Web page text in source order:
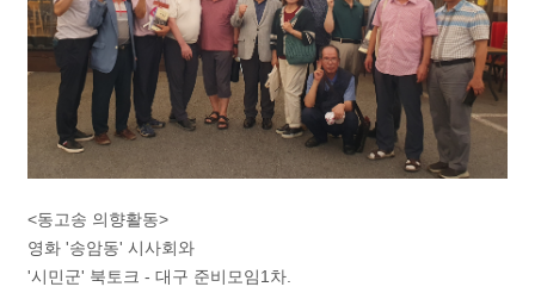
<동고송 의향활동>
영화 '송암동' 시사회와
'시민군' 북토크 - 대구 준비모임1차.